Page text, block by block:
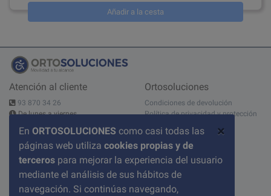
×
En ORTOSOLUCIONES como casi todas las
páginas web utiliza cookies propias y de
terceros para mejorar la experiencia del usuario
mediante el análisis de sus hábitos de
navegación. Si continúas navegando,
Añadir a la cesta
Atención al cliente
93 870 34 26
De lunes a viernes
Contáctanos
C/ del Pont nº 17, 1A
08520 Les Franqueses del Valles
Ortosoluciones
Condiciones de devolución
Política de privacidad y protección
Aviso legal
Sobre nosotros
Condiciones de compra
Preguntas frecuentes